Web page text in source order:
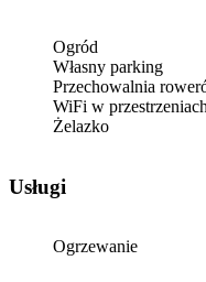
Ogród
Własny parking
Przechowalnia
WiFi w
Żelazko
Usługi
Ogrzewanie